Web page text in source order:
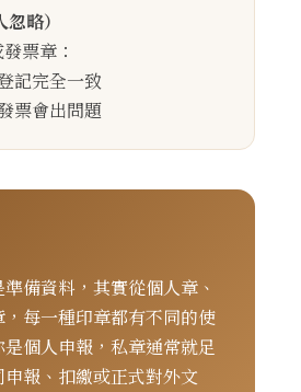
略）
票章：
記完全一致
票會出問題
備資料，其實從個人章、
每一種印章都有不同的使
個人申報，私章通常就足
報、扣繳或正式對外文